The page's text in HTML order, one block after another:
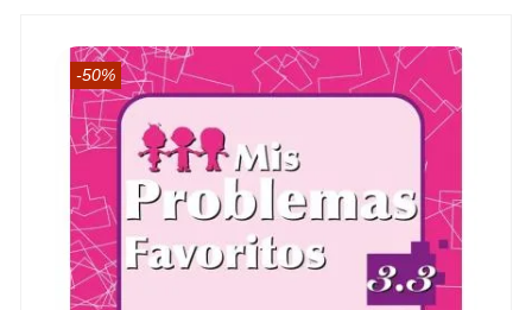
-50%